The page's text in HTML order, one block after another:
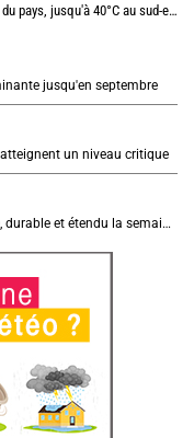
pays, jusqu'à 40°C au sud-est
jusqu'en septembre
un niveau critique
Cinquième canicule de l’été : un épisode intense, durable et étendu la semaine prochaine